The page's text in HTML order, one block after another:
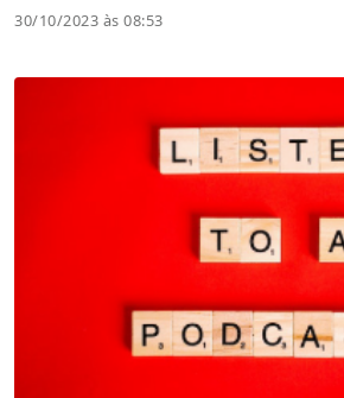
30/10/2023 às 08:53